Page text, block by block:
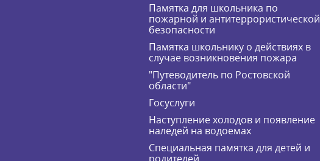
Памятка для школьника по
пожарной и антитеррористической
безопасности
Памятка школьнику о действиях в
случае возникновения пожара
"Путеводитель по Ростовской
области"
Госуслуги
Наступление холодов и появление
наледей на водоемах
Специальная памятка для детей и